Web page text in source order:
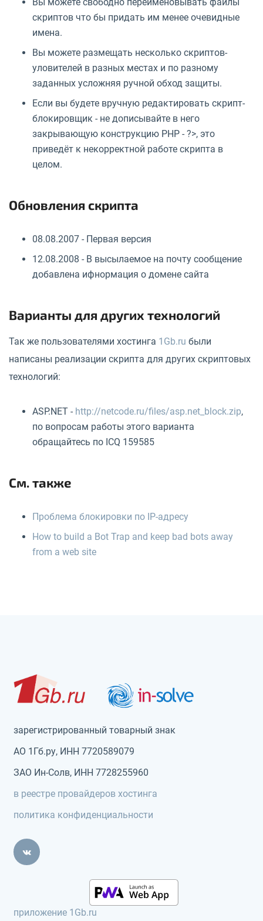
скриптов что бы придать им менее очевидные
имена.
Вы можете размещать несколько скриптов-
уловителей в разных местах и по разному
заданных усложняя ручной обход защиты.
Если вы будете вручную редактировать скрипт-
блокировщик - не дописывайте в него
закрывающую конструкцию PHP - ?>, это
приведёт к некорректной работе скрипта в
целом.
Обновления скрипта
08.08.2007 - Первая версия
12.08.2008 - В высылаемое на почту сообщение
добавлена ифнормация о домене сайта
Варианты для других технологий
Так же пользователями хостинга 1Gb.ru были
написаны реализации скрипта для других скриптовых
технологий:
ASP.NET - http://netcode.ru/files/asp.net_block.zip,
по вопросам работы этого варианта
обращайтесь по ICQ 159585
См. также
Проблема блокировки по IP-адресу
How to build a Bot Trap and keep bad bots away
from a web site
зарегистрированный товарный знак
АО 1Гб.ру, ИНН 7720589079
ЗАО Ин-Солв, ИНН 7728255960
в реестре провайдеров хостинга
политика конфиденциальности
приложение 1Gb.ru